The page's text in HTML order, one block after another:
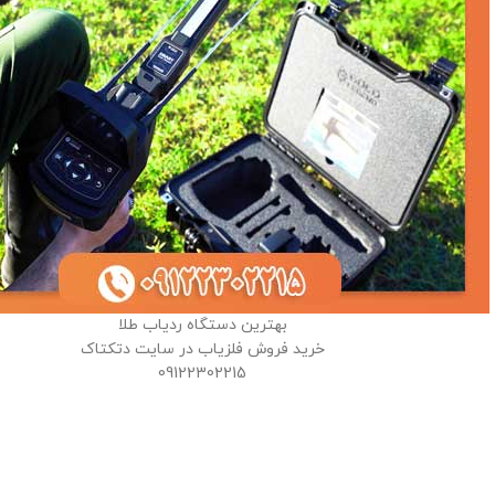
بهترین دستگاه ردیاب طلا
خرید فروش فلزیاب در سایت دتکتاک
09122302215